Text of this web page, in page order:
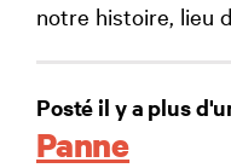
notre histoire, lieu
Posté il y a plus
Panne